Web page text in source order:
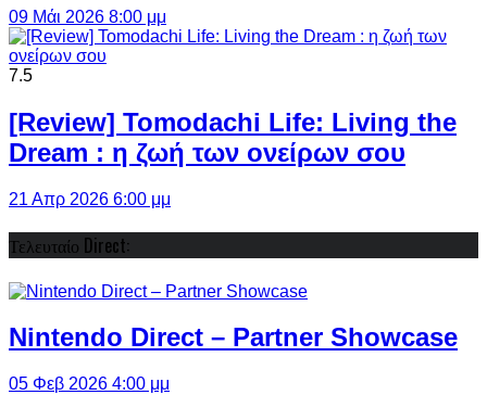
09 Μάι 2026 8:00 μμ
7.5
[Review] Tomodachi Life: Living the
Dream : η ζωή των ονείρων σου
21 Απρ 2026 6:00 μμ
Τελευταίο Direct:
Nintendo Direct – Partner Showcase
05 Φεβ 2026 4:00 μμ